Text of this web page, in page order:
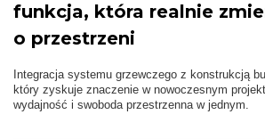
funkcja, która realnie
o przestrzeni
Integracja systemu grzewczego z konstrukcją
który zyskuje znaczenie w nowoczesnym
wydajność i swoboda przestrzenna w jednym.